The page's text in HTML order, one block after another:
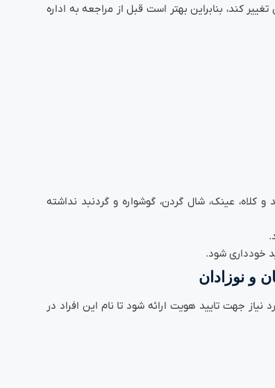
کند، بنابراین بهتر است قبل از مراجعه به اداره
کلاه، عینک، شال گردن، گوشواره و گردنبد نداشته
خودداری شود.
و نوزادان
نیاز جهت تایید هویت ارائه شود تا نام این افراد در